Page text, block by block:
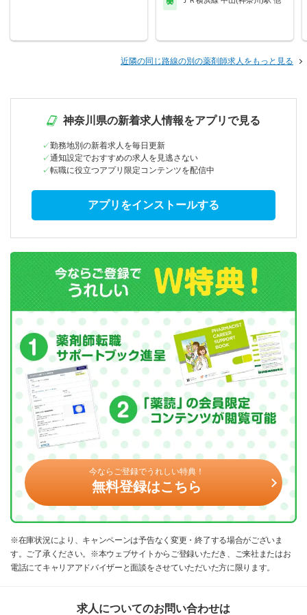
近隣の同じ路線の別の薬剤師求人をもっと見る
神奈川県の新着求人情報をアプリで見る
勤務地別の新着求人を毎日更新
通知設定でおすすめの求人を見逃さない
転職に役立つアプリ限定コンテンツを配信中
アプリをインストールする
今ならご登録でうれしい特典！
無料登録はこちら
※在庫状況により、キャンペーンは予告なく変更・終了する場合がございま
す。ご了承ください。※本ウェブサイトからご登録いただき、ご来社またはお
電話にてキャリアアドバイザーと面談をさせていただいた方に限ります。
求人についてのお問い合わせは